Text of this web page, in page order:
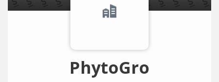
PhytoGro